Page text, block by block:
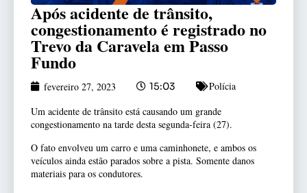
Após acidente de trânsito,
congestionamento é registrado no
Trevo da Caravela em Passo
Fundo
fevereiro 27, 2023 15:03
Polícia
Um acidente de trânsito está causando um grande
congestionamento na tarde desta segunda-feira (27).
O fato envolveu um carro e uma caminhonete, e ambos os
veículos ainda estão parados sobre a pista. Somente danos
materiais para os condutores.